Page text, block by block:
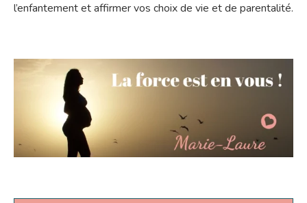
l’enfantement et affirmer vos choix de vie et de parentalité.